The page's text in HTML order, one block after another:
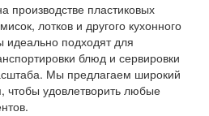
производстве пластиковых
лотков и другого кухонного
подходят для
блюд и сервировки
Мы предлагаем широкий
удовлетворить любые